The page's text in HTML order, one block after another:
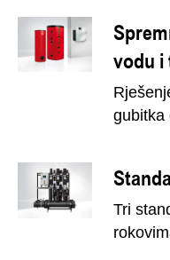
vodu
gubitka
Tri